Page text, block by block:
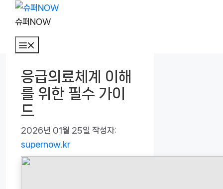
슈퍼NOW
응급의료체계 이해
를 위한 필수 가이
드
2026년 01월 25일 작성자:
supernow.kr